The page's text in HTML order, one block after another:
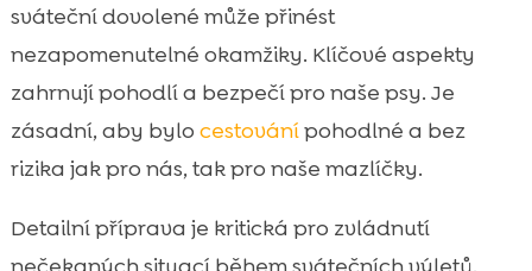
sváteční dovolené může přinést
nezapomenutelné okamžiky. Klíčové aspekty
zahrnují pohodlí a bezpečí pro naše psy. Je
zásadní, aby bylo cestovánípohodlné a bez
rizika jak pro nás, tak pro naše mazlíčky.
Detailní příprava je kritická pro zvládnutí